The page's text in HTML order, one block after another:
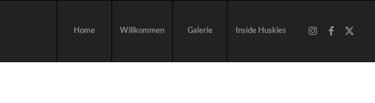
Home Willkommen Galerie Inside Huskies